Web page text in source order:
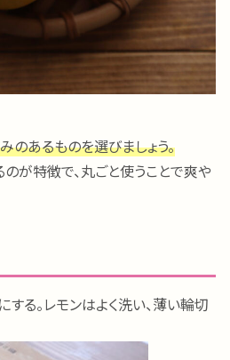
のあるものを選びましょう。
が特徴で、丸ごと使うことで爽や
する。レモンはよく洗い、薄い輪切